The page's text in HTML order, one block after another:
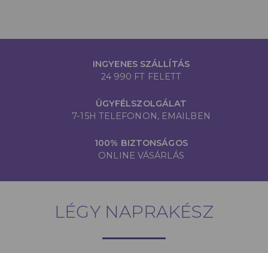
INGYENES SZÁLLÍTÁS
24 990 FT FELETT
ÜGYFÉLSZOLGÁLAT
7-15H TELEFONON, EMAILBEN
100% BIZTONSÁGOS
ONLINE VÁSÁRLÁS
LÉGY NAPRAKÉSZ